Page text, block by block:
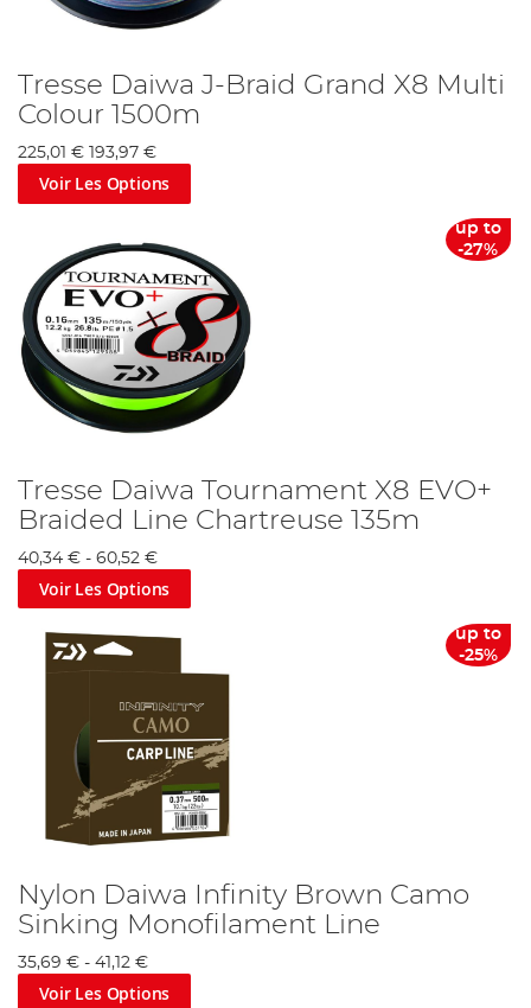
Tresse Daiwa J-Braid Grand X8 Multi
Colour 1500m
225,01 € 193,97 €
Voir Les Options
up to
-27%
Tresse Daiwa Tournament X8 EVO+
Braided Line Chartreuse 135m
40,34 € - 60,52 €
Voir Les Options
up to
-25%
Nylon Daiwa Infinity Brown Camo
Sinking Monofilament Line
35,69 € - 41,12 €
Voir Les Options